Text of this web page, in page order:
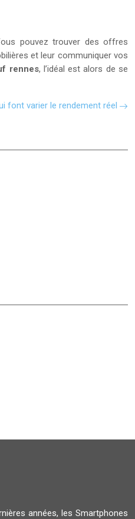
pouvez trouver des offres
et leur communiquer vos
rennes, l’idéal est alors de se
font varier le rendement réel
années, les Smartphones